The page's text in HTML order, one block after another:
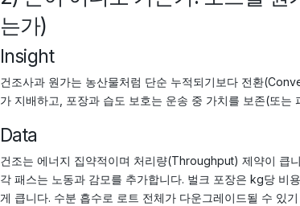
는가)
Insight
건조사과 원가는 농산물처럼 단순 누적되기보다 전환
가 지배하고, 포장과 습도 보호는 운송 중 가치를 보존(또는
Data
건조는 에너지 집약적이며 처리량(Throughput) 제약이 큽
각 패스는 노동과 감모를 추가합니다. 벌크 포장은 kg당 비
게 큽니다. 수분 흡수로 로트 전체가 다운그레이드될 수 있